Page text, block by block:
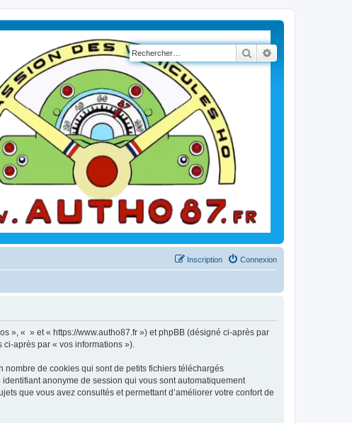
Rechercher
Connexion
Inscription
», « » et « https://www.autho87.fr ») et phpBB (désigné ci-après par
après par « vos informations »).
de cookies qui sont de petits fichiers téléchargés
anonyme de session qui vous sont automatiquement
que vous avez consultés et permettant d’améliorer votre confort de